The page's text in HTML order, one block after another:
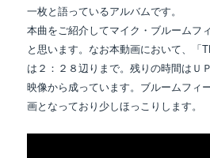
一枚と語っているアルバムです。
本曲をご紹介してマイク・ブルームフ
と思います。なお本動画において、「
は２：２８辺りまで。残りの時間はＵ
映像から成っています。ブルームフィ
画となっており少しほっこりします。